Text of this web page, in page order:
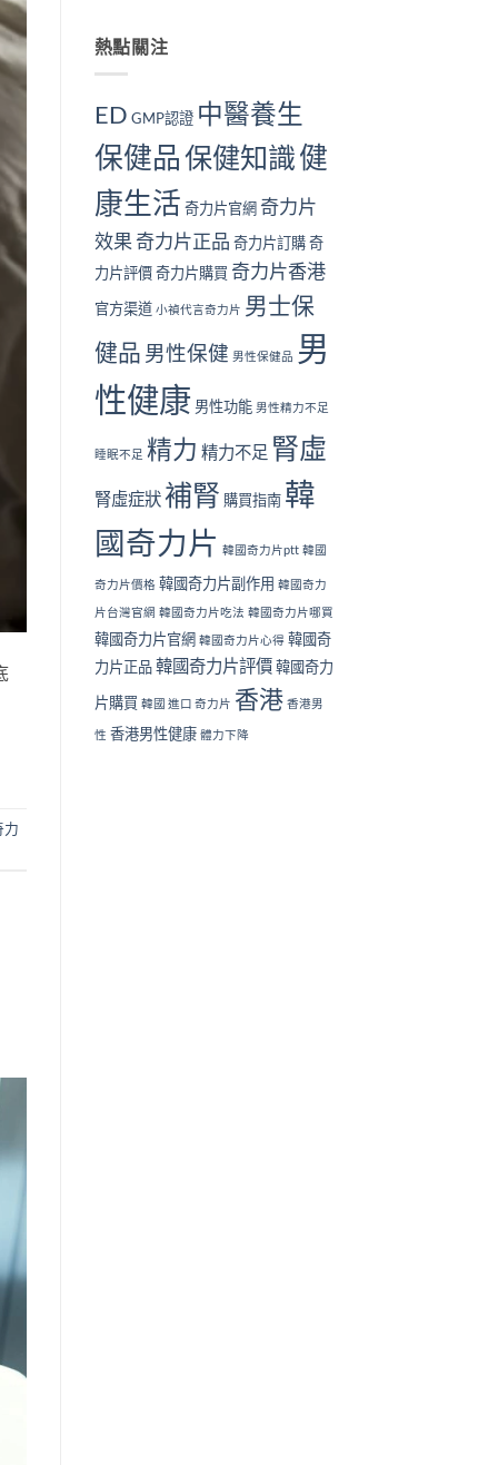
力
指
大
號
與
補
腎
方
法〉
中
真
效
真
的
值
得
長
期
服
嗎？〉
服
用
片
身
體
好
嗎？
完
整
安
性
析
與
注
意
事
項〉
中
熱點關注
ED GMP認證 中醫養生
保健品保健知識健
康生活 奇力片官網 奇力片
效果 奇力片正品 奇力片訂購 奇
力片評價 奇力片購買 奇力片香港
官方渠道 小禎代言奇力片 男士保
健品 男性保健 男性保健品 男
性健康 男性功能 男性精力不足
睡眠不足 精力 精力不足 腎虛
腎虛症狀補腎 購買指南 韓
國奇力片 韓國奇力片ptt 韓國
奇力片價格 韓國奇力片副作用 韓國奇力
片台灣官網 韓國奇力片吃法 韓國奇力片哪買
韓國奇力片官網 韓國奇力片心得 韓國奇
力片正品 韓國奇力片評價 韓國奇力
片購買 韓國 進口 奇力片 香港 香港男
性 香港男性健康 體力下降